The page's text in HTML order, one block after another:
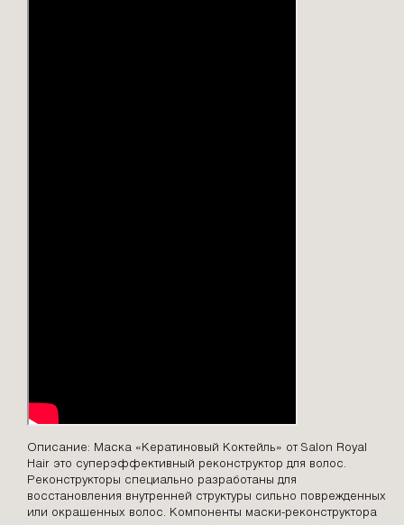
Описание: Маска «Кератиновый Коктейль» от Salon Royal
Hair это суперэффективный реконструктор для волос.
Реконструкторы специально разработаны для
восстановления внутренней структуры сильно поврежденных
или окрашенных волос. Компоненты маски-реконструктора